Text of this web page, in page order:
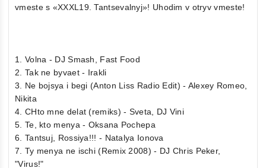
vmeste s «XXXL19. Tantsevalnyj»! Uhodim v otryv vmeste!
1. Volna - DJ Smash, Fast Food
2. Tak ne byvaet - Irakli
3. Ne bojsya i begi (Anton Liss Radio Edit) - Alexey Romeo,
Nikita
4. CHto mne delat (remiks) - Sveta, DJ Vini
5. Te, kto menya - Oksana Pochepa
6. Tantsuj, Rossiya!!! - Natalya Ionova
7. Ty menya ne ischi (Remix 2008) - DJ Chris Peker,
"Virus!"